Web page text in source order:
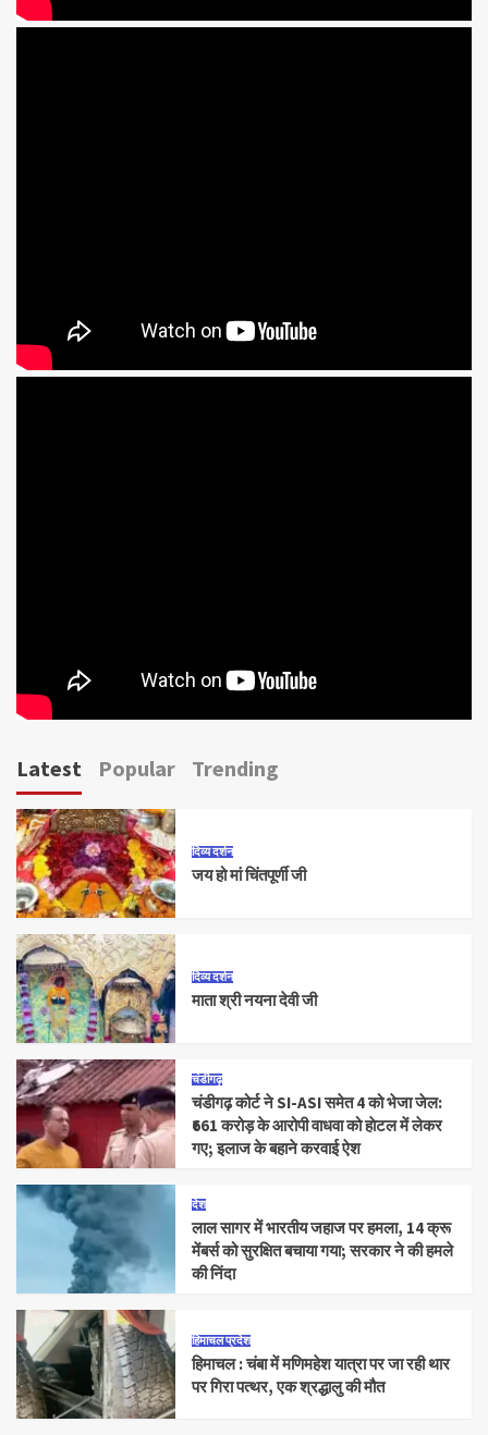
Latest Popular Trending
दिव्य दर्शन
जय हो मां चिंतपूर्णी जी
दिव्य दर्शन
माता श्री नयना देवी जी
चंडीगढ़
चंडीगढ़ कोर्ट ने SI-ASI समेत 4 को भेजा जेल:
₹661 करोड़ के आरोपी वाधवा को हाेटल में लेकर
गए; इलाज के बहाने करवाई ऐश
देश
लाल सागर में भारतीय जहाज पर हमला, 14 क्रू
मेंबर्स को सुरक्षित बचाया गया; सरकार ने की हमले
की निंदा
हिमाचल प्रदेश
हिमाचल : चंबा में मणिमहेश यात्रा पर जा रही थार
पर गिरा पत्थर, एक श्रद्धालु की मौत